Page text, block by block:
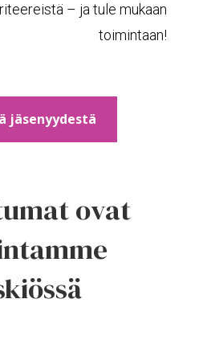
– ja tule mukaan
toimintaan!
jäsenyydestä
ovat